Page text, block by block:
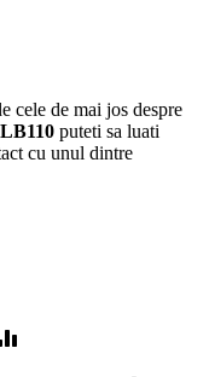
cele de mai jos despre
puteti sa luati
cu unul dintre